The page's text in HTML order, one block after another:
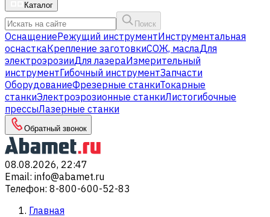
Каталог
Поиск
ОснащениеРежущий инструментИнструментальная
оснасткаКрепление заготовкиСОЖ, маслаДля
электроэрозииДля лазераИзмерительный
инструментГибочный инструментЗапчасти
ОборудованиеФрезерные станкиТокарные
станкиЭлектроэрозионные станкиЛистогибочные
прессыЛазерные станки
Обратный звонок
08.08.2026, 22:47
Email: info@abamet.ru
Телефон: 8-800-600-52-83
Главная